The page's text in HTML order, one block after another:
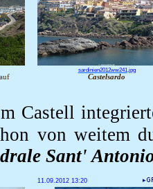
sardinien2012ww241.jpg
Castelsardo
Castell
von weitem
Sant'
11.09.2012 13:20